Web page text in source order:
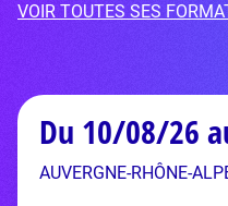
VOIR TOUTES SES
Du 10/08/26
AUVERGNE-RHÔNE-